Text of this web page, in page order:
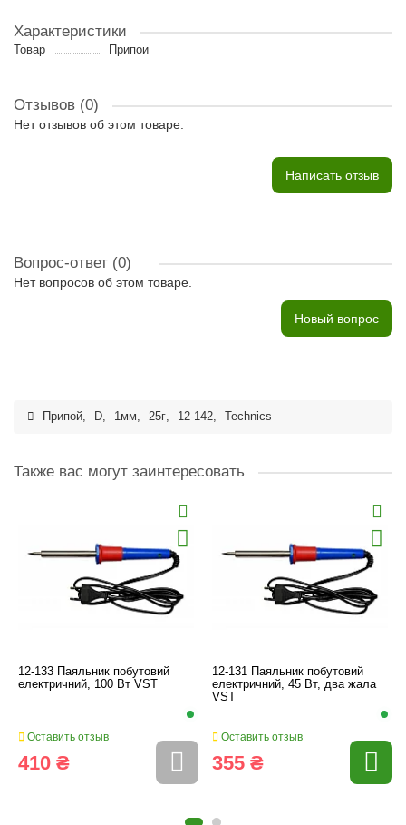
Характеристики
Товар Припои
Отзывов (0)
Нет отзывов об этом товаре.
Написать отзыв
Вопрос-ответ (0)
Нет вопросов об этом товаре.
Новый вопрос
Припой, D, 1мм, 25г, 12-142, Technics
Также вас могут заинтересовать
12-133 Паяльник побутовий
електричний, 100 Вт VST
Оставить отзыв
410 ₴
12-131 Паяльник побутовий
електричний, 45 Вт, два жала
VST
Оставить отзыв
355 ₴